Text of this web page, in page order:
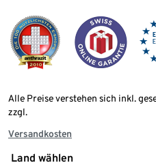
Alle Preise verstehen sich inkl.
zzgl.
Versandkosten
Land wählen